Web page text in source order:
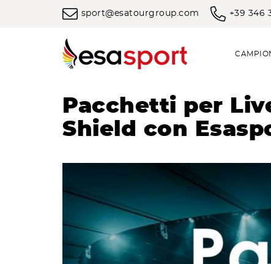
sport@esatourgroup.com +39 346
Pacchetti per
Shield con